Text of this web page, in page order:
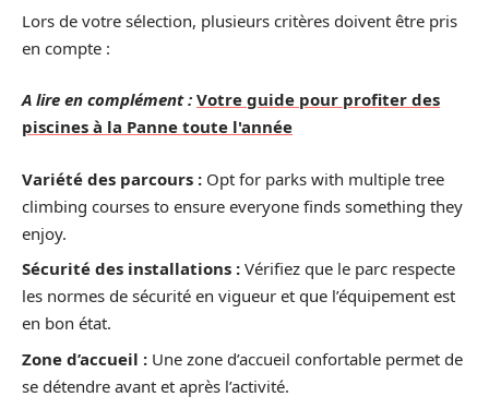
Lors de votre sélection, plusieurs critères doivent être pris
en compte :
A lire en complément : Votre guide pour profiter des
piscines à la Panne toute l'année
Variété des parcours : Opt for parks with multiple tree
climbing courses to ensure everyone finds something they
enjoy.
Sécurité des installations : Vérifiez que le parc respecte
les normes de sécurité en vigueur et que l’équipement est
en bon état.
Zone d’accueil : Une zone d’accueil confortable permet de
se détendre avant et après l’activité.